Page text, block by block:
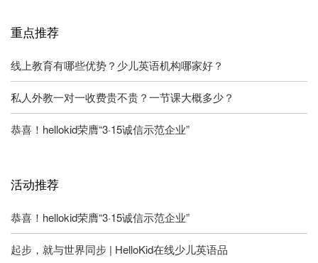
重点推荐
线上教育有哪些优势？少儿英语机构哪家好？
私人外教一对一收费贵不贵？一节课大概多少？
恭喜！hellokid荣膺“3·15诚信示范企业”
活动推荐
恭喜！hellokid荣膺“3·15诚信示范企业”
起步，就与世界同步 | HelloKid在线少儿英语品